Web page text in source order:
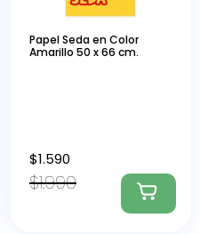
Papel Seda en Color
Amarillo 50 x 66 cm.
$1.990
$1.590